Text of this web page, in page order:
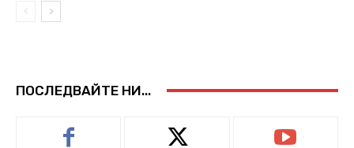
ПОСЛЕДВАЙТЕ НИ...